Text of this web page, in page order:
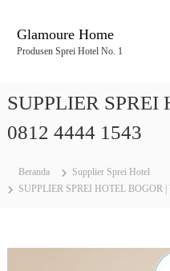
Glamoure Home
Produsen Sprei Hotel No. 1
SUPPLIER SPREI
0812 4444 1543
Beranda
Supplier Sprei Hotel
SUPPLIER SPREI HOTEL BOGOR |